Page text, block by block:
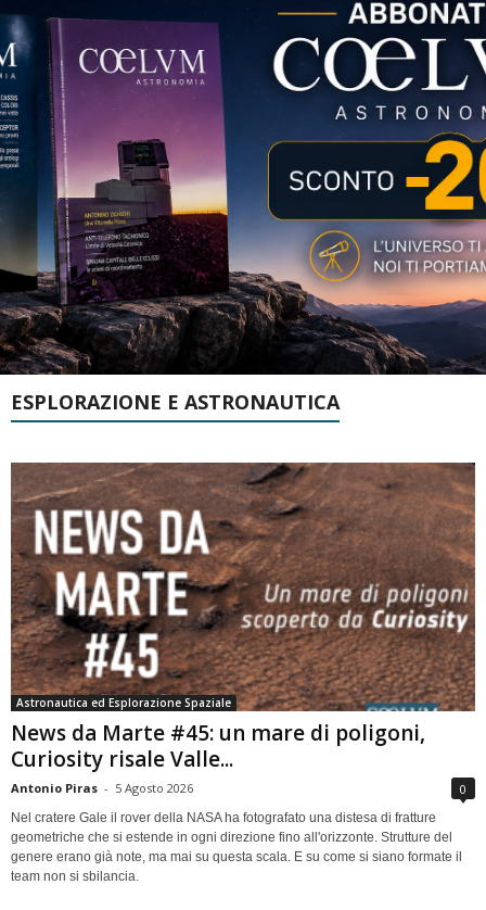
ESPLORAZIONE E ASTRONAUTICA
Astronautica ed Esplorazione Spaziale
News da Marte #45: un mare di poligoni,
Curiosity risale Valle...
Antonio Piras - 5 Agosto 2026 0
Nel cratere Gale il rover della NASA ha fotografato una distesa di fratture
geometriche che si estende in ogni direzione fino all'orizzonte. Strutture del
genere erano già note, ma mai su questa scala. E su come si siano formate il
team non si sbilancia.